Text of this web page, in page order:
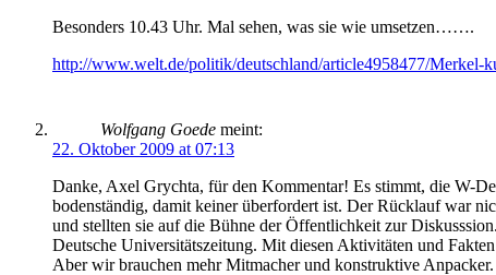
Besonders 10.43 Uhr. Mal sehen, was sie wie umsetzen…….
http://www.welt.de/politik/deutschland/article4958477/Merkel-
Wolfgang Goede meint:
22. Oktober 2009 at 07:13
Danke, Axel Grychta, für den Kommentar! Es stimmt, die W-
bodenständig, damit keiner überfordert ist. Der Rücklauf war
und stellten sie auf die Bühne der Öffentlichkeit zur
Deutsche Universitätszeitung. Mit diesen Aktivitäten und
Aber wir brauchen mehr Mitmacher und konstruktive